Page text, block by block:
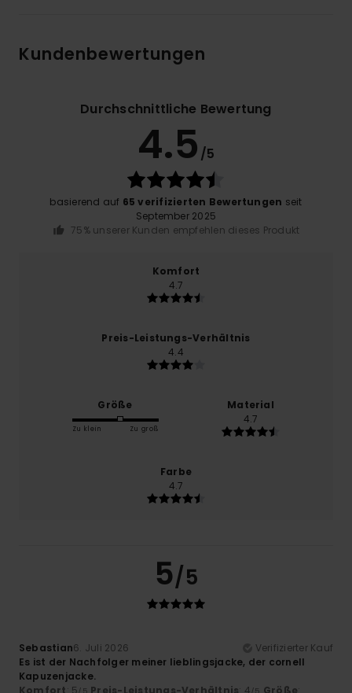
Kundenbewertungen
Durchschnittliche Bewertung
4.5 /5
basierend auf 65 verifizierten Bewertungen seit
September 2025
75% unserer Kunden empfehlen dieses Produkt
Komfort
4.7
Preis-Leistungs-Verhältnis
4.4
Größe
Zu klein Zu groß
Material
4.7
Farbe
4.7
5/5
Sebastian6. Juli 2026
Verifizierter Kauf
Es ist der Nachfolger meiner lieblingsjacke, der cornell
Kapuzenjacke.
Komfort: 5 /5 Preis-Leistungs-Verhältnis: 4 /5 Größe: